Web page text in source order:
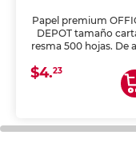
Papel premium
DEPOT tamaño
resma 500 hojas. De
uniforme, ideal
impresoras de
de tinta y láser,
general de oficina.
$4.23